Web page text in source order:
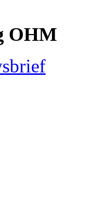
OHM